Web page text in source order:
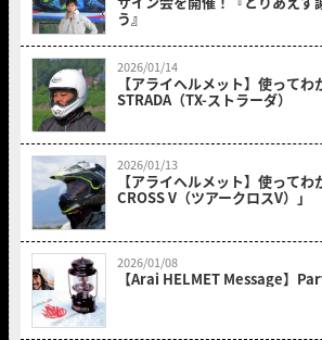
う』
2026/01/14
【アライヘルメット】使ってわ
STRADA（TX-ストラーダ）
2026/01/13
【アライヘルメット】使って
CROSS V（ツアークロスV）」
2026/01/08
【Arai HELMET Message】